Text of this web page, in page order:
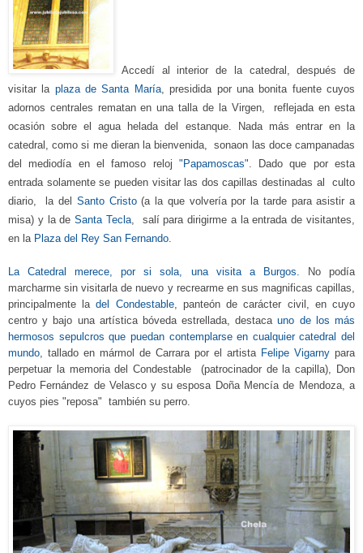
Accedí al interior de la catedral, después de
visitar la plaza de Santa María, presidida por una bonita fuente cuyos
adornos centrales rematan enuna talla de la Virgen, reflejada en esta
ocasión sobre el agua helada del estanque.
Nada más entraren la
catedral, como si me dieran la bienvenida, sonaon las doce campanadas
del mediodía en el famoso reloj "Papamoscas"
Dado que por esta
entrada solamente se pueden visitar las dos capillas destinadas al culto
diario, la del Santo Cristo(a la que volvería por la tarde para asistir a
misa) y la deSanta Tecla, salípara dirigirme a la entrada de visitantes
en la Plaza del Rey San Fernando.
La Catedral merece, por si sola, una visita a Burgos.
No podía
marcharme sin visitarla de nuevo y recrearme en sus magnificas capillas,
principalmente la de Condestable, panteón de carácter civil, en cuyo
centro y bajo una artística bóveda estrellada, destacauno de los más
hermosos sepulcros que puedan contemplarse en cualquier catedral del
mundo , tallado en mármol de Carrara por el artista Felipe Vigarny para
perpetuar la memoria del Condestable (patrocinador de la capilla),
Don
Pedro Fernández de Velasco y su esposa Doña Mencía de Mendoza,a
cuyos pies "reposa" también su perro.